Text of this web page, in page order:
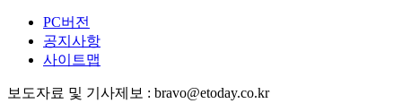
PC버전
공지사항
사이트맵
보도자료 및 기사제보 : bravo@etoday.co.kr